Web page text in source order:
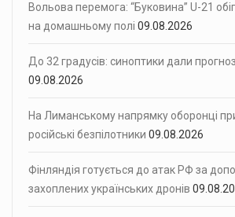
Вольова перемога: “Буковина” U-21
на домашньому полі 09.08.2026
До 32 градусів: синоптики дали
09.08.2026
На Лиманському напрямку оборонці
російські безпілотники 09.08.2026
Фінляндія готується до атак РФ за
захоплених українських дронів